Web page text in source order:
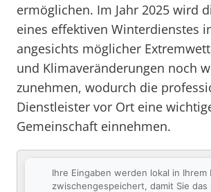
ermöglichen. Im Jahr 2025 wird
eines effektiven Winterdienstes
angesichts möglicher
und Klimaveränderungen noch
zunehmen, wodurch die
Dienstleister vor Ort eine
Gemeinschaft einnehmen.
Ihre Eingaben werden lokal in Ihrem
zwischengespeichert, damit Sie das